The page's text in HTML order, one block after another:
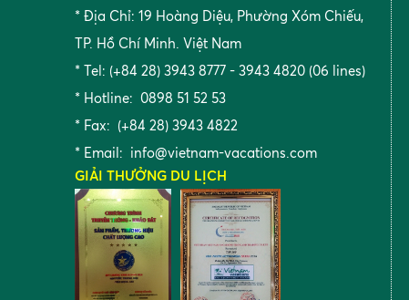
* Địa Chỉ: 19 Hoàng Diệu, Phường Xóm Chiếu,
TP. Hồ Chí Minh. Việt Nam
* Tel: (+84 28) 3943 8777 - 3943 4820 (06 lines)
* Hotline: 0898 51 52 53
* Fax: (+84 28) 3943 4822
* Email: info@vietnam-vacations.com
GIẢI THƯỞNG DU LỊCH